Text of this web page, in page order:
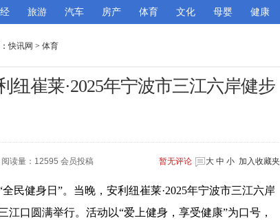
旅游 汽车 房产 体育 文化 母婴 健康
快讯网 > 体育
纽崔莱·2025年宁波市三江六岸健步
读量：12595 会员投稿 大 中 小 加入收藏夹
暂无评论
民健身日”。当晚，安利纽崔莱·2025年宁波市三江六岸
江口圆满举行。活动以“爱上健身，享受健康”为口号，